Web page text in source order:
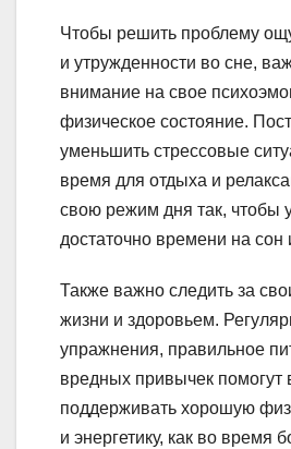
Чтобы решить проблему
и утружденности во сне,
внимание на свое
физическое состояние.
уменьшить стрессовые
время для отдыха и
свою режим дня так, чтобы
достаточно времени на сон
Также важно следить за
жизни и здоровьем.
упражнения, правильное
вредных привычек помогут
поддерживать хорошую
и энергетику, как во время